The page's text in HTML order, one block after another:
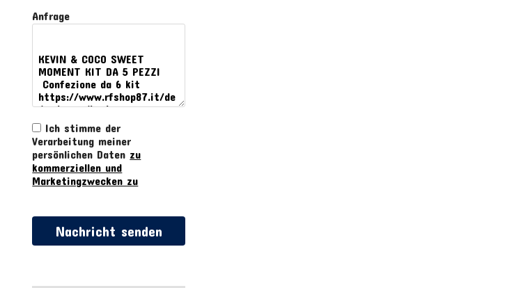
Anfrage
Ich stimme der
Verarbeitung meiner
persönlichen Daten zu
kommerziellen und
Marketingzwecken zu
Nachricht senden